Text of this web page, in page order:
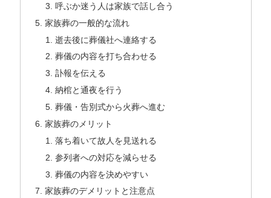
呼ぶか迷う人は家族で話し合う
家族葬の一般的な流れ
逝去後に葬儀社へ連絡する
葬儀の内容を打ち合わせる
訃報を伝える
納棺と通夜を行う
葬儀・告別式から火葬へ進む
家族葬のメリット
落ち着いて故人を見送れる
参列者への対応を減らせる
葬儀の内容を決めやすい
家族葬のデメリットと注意点